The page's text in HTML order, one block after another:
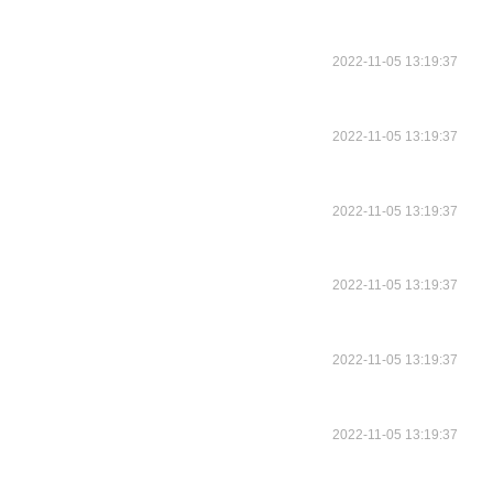
2022-11-05 13:19:37
2022-11-05 13:19:37
2022-11-05 13:19:37
2022-11-05 13:19:37
2022-11-05 13:19:37
2022-11-05 13:19:37